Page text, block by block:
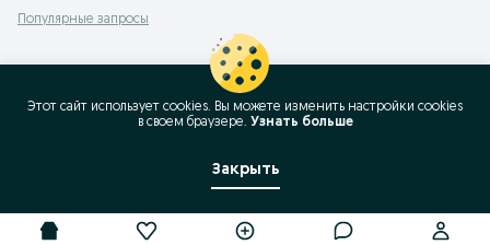
Популярные запросы
Этот сайт использует cookies. Вы можете изменить настройки cookies
в своeм браузере. Узнать больше
Закрыть